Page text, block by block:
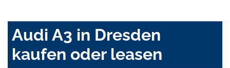
Audi A3 in Dresden
kaufen oder leasen